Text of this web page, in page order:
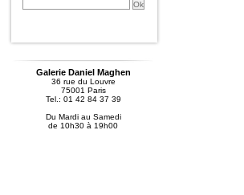
Galerie Daniel Maghen
36 rue du Louvre
75001 Paris
Tel.: 01 42 84 37 39
Du Mardi au Samedi
de 10h30 à 19h00